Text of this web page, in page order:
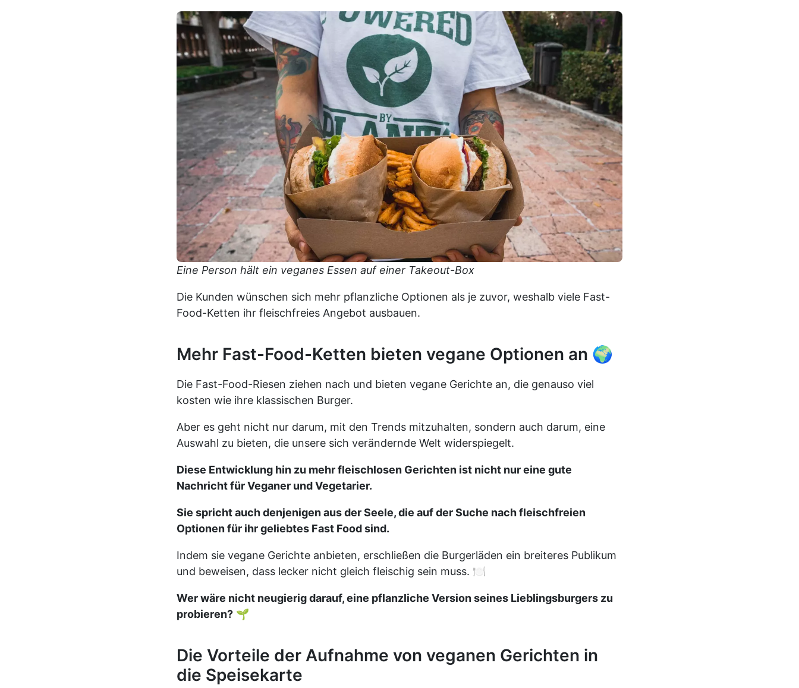
Eine Person hält ein veganes Essen auf einer Takeout-Box
Die Kunden wünschen sich mehr pflanzliche Optionen als je zuvor, weshalb viele Fast-
Food-Ketten ihr fleischfreies Angebot ausbauen.
Mehr Fast-Food-Ketten bieten vegane Optionen an 🌍
Die Fast-Food-Riesen ziehen nach und bieten vegane Gerichte an, die genauso viel
kosten wie ihre klassischen Burger.
Aber es geht nicht nur darum, mit den Trends mitzuhalten, sondern auch darum, eine
Auswahl zu bieten, die unsere sich verändernde Welt widerspiegelt.
Diese Entwicklung hin zu mehr fleischlosen Gerichten ist nicht nur eine gute
Nachricht für Veganer und Vegetarier.
Sie spricht auch denjenigen aus der Seele, die auf der Suche nach fleischfreien
Optionen für ihr geliebtes Fast Food sind.
Indem sie vegane Gerichte anbieten, erschließen die Burgerläden ein breiteres Publikum
und beweisen, dass lecker nicht gleich fleischig sein muss. 🍽️
Wer wäre nicht neugierig darauf, eine pflanzliche Version seines Lieblingsburgers zu
probieren? 🌱
Die Vorteile der Aufnahme von veganen Gerichten in
die Speisekarte